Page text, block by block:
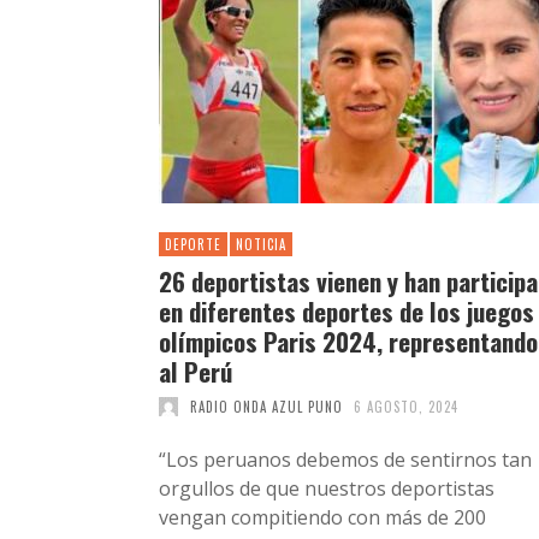
DEPORTE NOTICIA
26 deportistas vienen y han
en diferentes deportes de los juegos
olímpicos Paris 2024, representando
al Perú
RADIO ONDA AZUL PUNO 6 AGOSTO, 2024
“Los peruanos debemos de sentirnos tan
orgullos de que nuestros deportistas
vengan compitiendo con más de 200